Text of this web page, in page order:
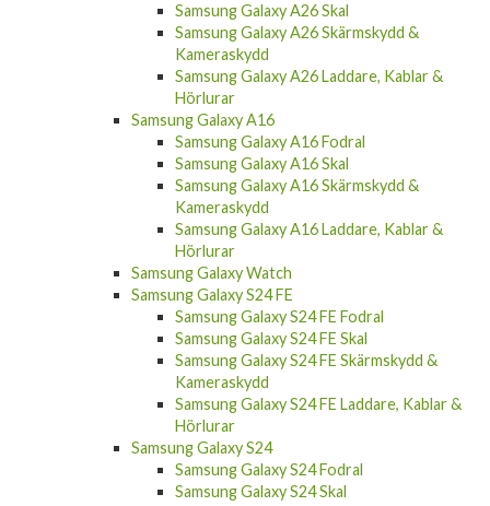
Samsung Galaxy A26 Skal
Samsung Galaxy A26 Skärmskydd &
Kameraskydd
Samsung Galaxy A26 Laddare, Kablar &
Hörlurar
Samsung Galaxy A16
Samsung Galaxy A16 Fodral
Samsung Galaxy A16 Skal
Samsung Galaxy A16 Skärmskydd &
Kameraskydd
Samsung Galaxy A16 Laddare, Kablar &
Hörlurar
Samsung Galaxy Watch
Samsung Galaxy S24 FE
Samsung Galaxy S24 FE Fodral
Samsung Galaxy S24 FE Skal
Samsung Galaxy S24 FE Skärmskydd &
Kameraskydd
Samsung Galaxy S24 FE Laddare, Kablar &
Hörlurar
Samsung Galaxy S24
Samsung Galaxy S24 Fodral
Samsung Galaxy S24 Skal